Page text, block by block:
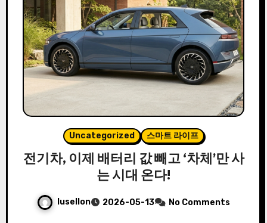
Uncategorized 스마트 라이프
전기차, 이제 배터리 값 빼고 ‘차체’만 사
는 시대 온다!
lusellon 2026-05-13 No Comments